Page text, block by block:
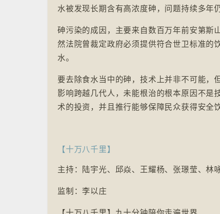
水被发现长期含有高浓度砷，问题持续多年
砷污染的成因，主要来自数百万年前安第斯
然法院曾裁定政府必须提供符合世卫标准的
水。
要去除食水当中的砷，技术上并非不可能，
影响跨越几代人，未能根治的根本原因不是
术的投资，并且推行能够保障民众获得安全
【十万八千里】
主持：陆宇光、邱焱、王耀杨、张璟莹、林
监制：李以庄